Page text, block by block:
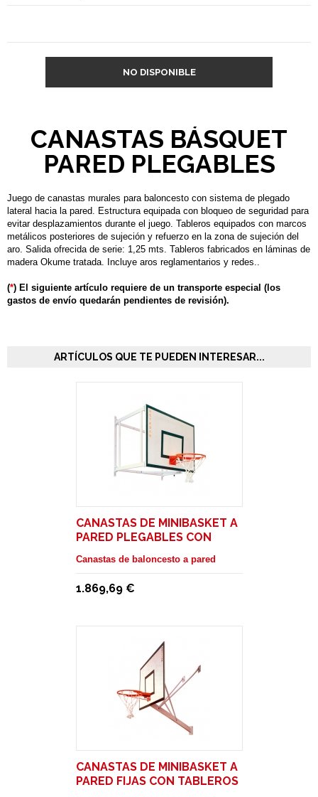
NO DISPONIBLE
CANASTAS BÁSQUET
PARED PLEGABLES
Juego de canastas murales para baloncesto con sistema de plegado
lateral hacia la pared. Estructura equipada con bloqueo de seguridad para
evitar desplazamientos durante el juego. Tableros equipados con marcos
metálicos posteriores de sujeción y refuerzo en la zona de sujeción del
aro. Salida ofrecida de serie: 1,25 mts. Tableros fabricados en láminas de
madera Okume tratada. Incluye aros reglamentarios y redes..
(*) El siguiente artículo requiere de un transporte especial (los
gastos de envío quedarán pendientes de revisión).
ARTÍCULOS QUE TE PUEDEN INTERESAR...
CANASTAS DE MINIBASKET A
PARED PLEGABLES CON
Canastas de baloncesto a pared
1.869,69 €
CANASTAS DE MINIBASKET A
PARED FIJAS CON TABLEROS